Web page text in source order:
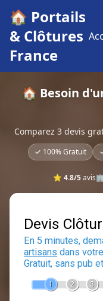
🏠 Portails
& Clôtures
France
🏠 Besoin
Comparez 3 devis
✓ 100% Gratuit
⭐ 4.8/5avis
Devis
En 5